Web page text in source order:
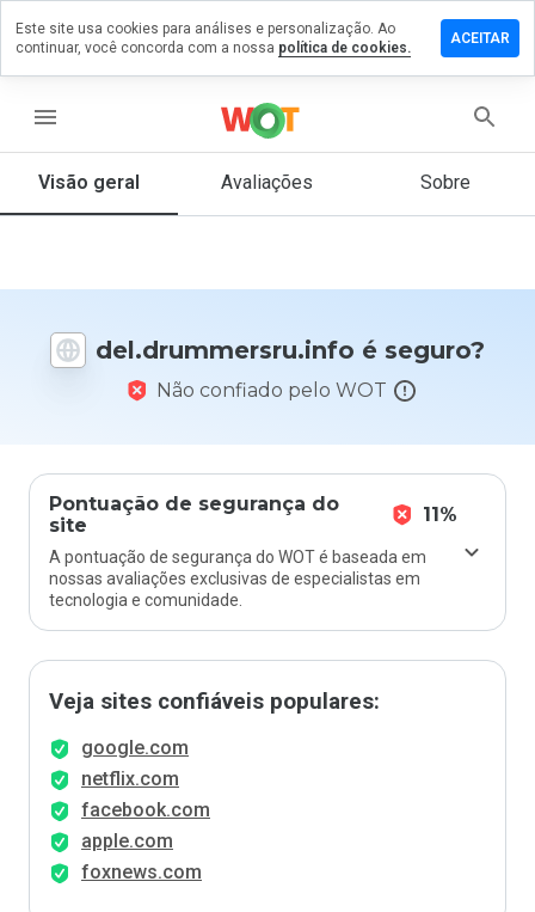
menu
Visão geral Avaliações Sobre
del.drummersru.info é seguro?
Não confiado pelo WOT
Pontuação de segurança do
site
11%
A pontuação de segurança do WOT é baseada em
nossas avaliações exclusivas de especialistas em
tecnologia e comunidade.
Veja sites confiáveis populares:
google.com
netflix.com
facebook.com
apple.com
foxnews.com
em
De 1
nota
daria
este
Este site usa cookies para análises e personalização. Ao
continuar, você concorda com a nossa política de cookies.
ACEITAR